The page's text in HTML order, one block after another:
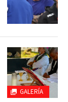
GALERÍA